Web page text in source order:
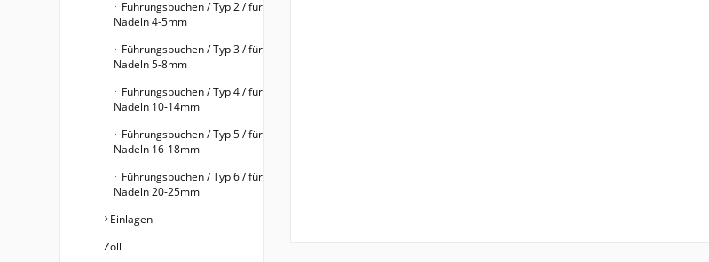
Führungsbuchen / Typ 2 / für
Nadeln 4-5mm
Führungsbuchen / Typ 3 / für
Nadeln 5-8mm
Führungsbuchen / Typ 4 / für
Nadeln 10-14mm
Führungsbuchen / Typ 5 / für
Nadeln 16-18mm
Führungsbuchen / Typ 6 / für
Nadeln 20-25mm
Einlagen
Zoll